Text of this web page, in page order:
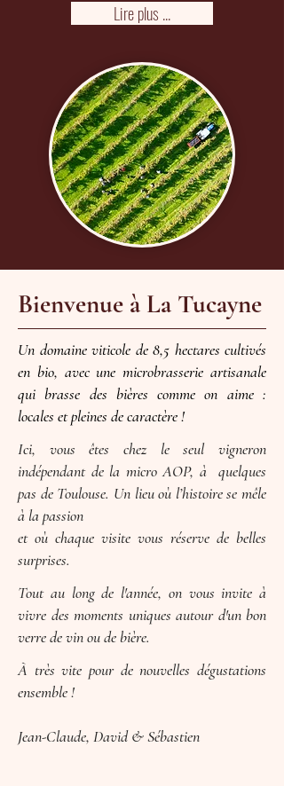
Lire plus ...
Bienvenue à La Tucayne
Un domaine viticole de 8,5 hectares cultivés
en bio, avec une microbrasserie artisanale
qui brasse des bières comme on aime :
locales et pleines de caractère !
Ici, vous êtes chez le seul vigneron
indépendant de la microAOP, àquelques
pas de Toulouse. Un lieu où l’histoire se mêle
à la passion
et où chaque visite vous réserve de belles
surprises.
Tout au long de l'année, on vous invite à
vivre des moments uniques autour d'un bon
verre de vin ou de bière.
À très vite pour de nouvelles dégustations
ensemble !
Jean-Claude, David & Sébastien